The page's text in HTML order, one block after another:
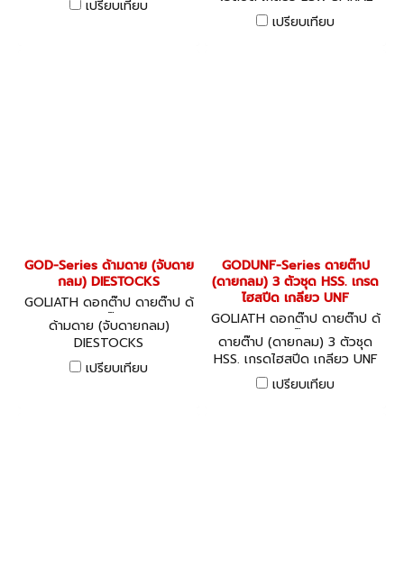
เปรียบเทียบ
FLUTE/ ต๊าปรูตัน
เปรียบเทียบ
GOD-Series ด้ามดาย (จับดาย
กลม) DIESTOCKS
GOLIATH ดอกต๊าป ดายต๊าป ด้
ามต๊าป
ด้ามดาย (จับดายกลม)
DIESTOCKS
เปรียบเทียบ
GODUNF-Series ดายต๊าป
(ดายกลม) 3 ตัวชุด HSS. เกรด
ไฮสปีด เกลียว UNF
GOLIATH ดอกต๊าป ดายต๊าป ด้
ามต๊าป
ดายต๊าป (ดายกลม) 3 ตัวชุด
HSS. เกรดไฮสปีด เกลียว UNF
เปรียบเทียบ